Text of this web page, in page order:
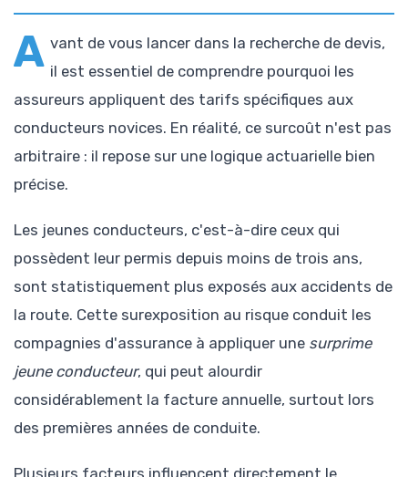
A vant de vous lancer dans la recherche de devis,
il est essentiel de comprendre pourquoi les
assureurs appliquent des tarifs spécifiques aux
conducteurs novices. En réalité, ce surcoût n'est pas
arbitraire : il repose sur une logique actuarielle bien
précise.
Les jeunes conducteurs, c'est-à-dire ceux qui
possèdent leur permis depuis moins de trois ans,
sont statistiquement plus exposés aux accidents de
la route. Cette surexposition au risque conduit les
compagnies d'assurance à appliquer une surprime
jeune conducteur, qui peut alourdir
considérablement la facture annuelle, surtout lors
des premières années de conduite.
Plusieurs facteurs influencent directement le